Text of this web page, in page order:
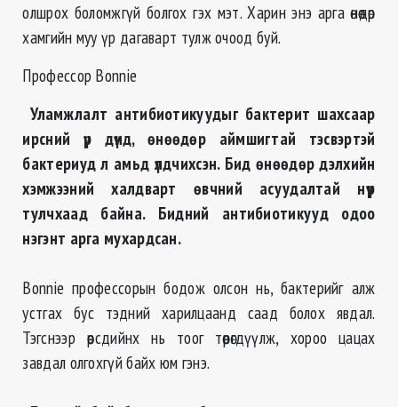
олшрох боломжгүй болгох гэх мэт. Харин энэ арга өнөөдөр
хамгийн муу үр дагаварт тулж очоод буй.
Профессор Bonnie
Уламжлалт антибиотикуудыг бактерит шахсаар
ирсний үр дүнд, өнөөдөр аймшигтай тэсвэртэй
бактериуд л амьд үлдчихсэн. Бид өнөөдөр дэлхийн
хэмжээний халдварт өвчний асуудалтай нүүр
тулчхаад байна. Бидний антибиотикууд одоо
нэгэнт арга мухардсан.
Bonnie профессорын бодож олсон нь, бактерийг алж
устгах бус тэдний харилцаанд саад болох явдал.
Тэгснээр өөрсдийнх нь тоог төөрөгдүүлж, хороо цацах
завдал олгохгүй байх юм гэнэ.